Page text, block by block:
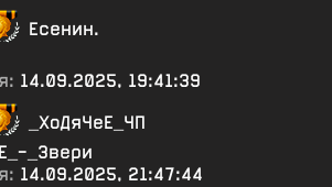
Есенин.
14.09.2025, 19:41:39
_ХоДяЧеЕ_ЧП
_Звери
14.09.2025, 21:47:44